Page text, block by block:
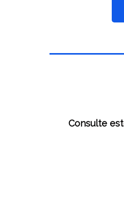
Consulte